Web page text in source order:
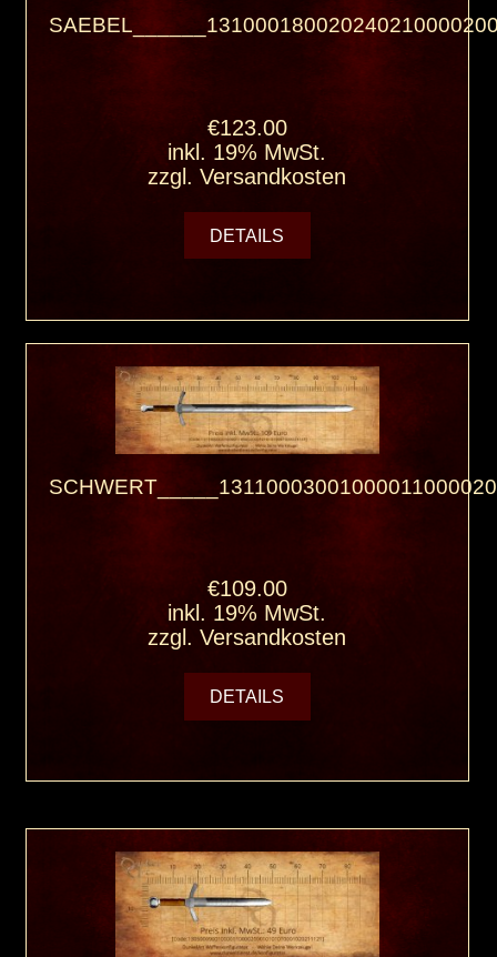
€123.00
inkl. 19% MwSt.
zzgl.Versandkosten
DETAILS
€109.00
inkl. 19% MwSt.
zzgl.Versandkosten
DETAILS